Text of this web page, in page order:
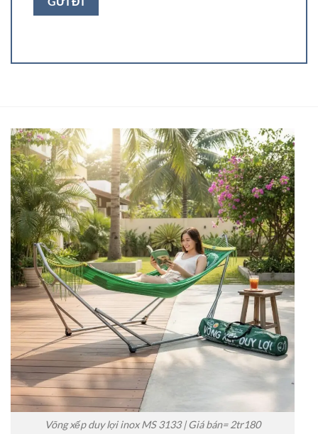
Võng xếp duy lợi inox MS 3133 | Giá bán= 2tr180